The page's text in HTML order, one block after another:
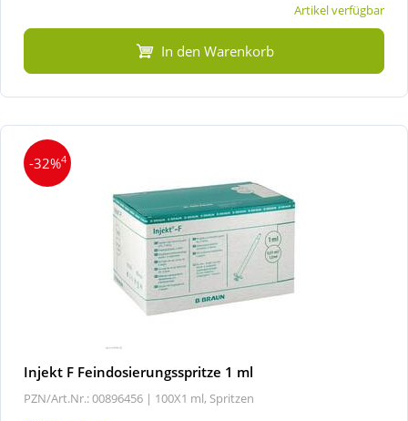
Artikel verfügbar
In den Warenkorb
-32%4
Injekt F Feindosierungsspritze 1 ml
PZN/Art.Nr.: 00896456 | 100X1 ml, Spritzen